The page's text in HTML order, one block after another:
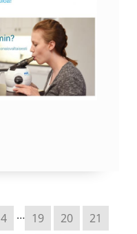
4 … 19 20
21